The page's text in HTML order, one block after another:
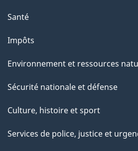
Santé
Impôts
Environnement et ressources
Sécurité nationale et défense
Culture, histoire et sport
Services de police, justice et